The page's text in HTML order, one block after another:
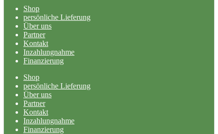
Shop
persönliche Lieferung
Über uns
Partner
Kontakt
Inzahlungnahme
Finanzierung
Shop
persönliche Lieferung
Über uns
Partner
Kontakt
Inzahlungnahme
Finanzierung